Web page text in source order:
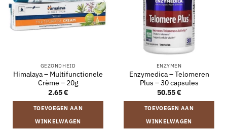
GEZONDHEID
Himalaya – Multifunctionele
Crème – 20g
2.65€
TOEVOEGEN AAN
WINKELWAGEN
ENZYMEN
Enzymedica – Telomeren
Plus – 30 capsules
50.55€
TOEVOEGEN AAN
WINKELWAGEN